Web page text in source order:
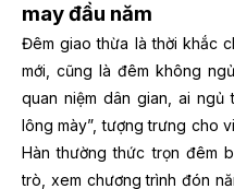
may đầu năm
Đêm giao thừa là thời khắc
mới, cũng là đêm không
quan niệm dân gian, ai
lông mày”, tượng trưng cho
Hàn thường thức trọn đêm
trò, xem chương trình đón